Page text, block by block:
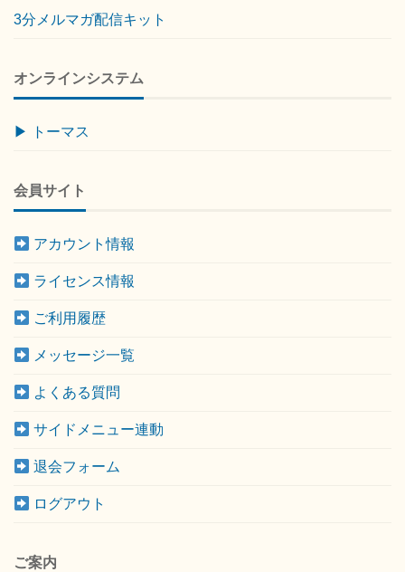
3分メルマガ配信キット
オンラインシステム
▶ トーマス
会員サイト
アカウント情報
ライセンス情報
ご利用履歴
メッセージ一覧
よくある質問
サイドメニュー連動
退会フォーム
ログアウト
ご案内